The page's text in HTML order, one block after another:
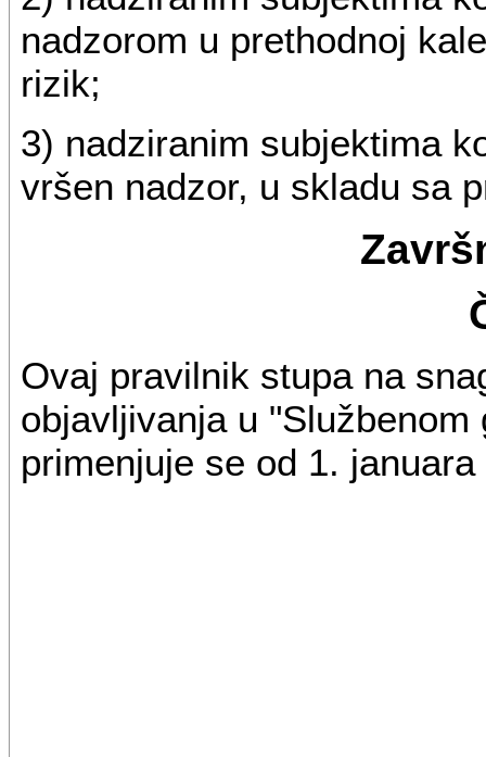
nadzorom u prethodnoj
rizik;
3) nadziranim subjektima
vršen nadzor, u skladu sa
Ovaj pravilnik stupa na
objavljivanja u
primenjuje se od 1.